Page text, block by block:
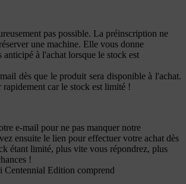
pas possible. La préinscription ne
une machine. Elle vous donne
anticipé à l'achat lorsque le stock est
dès que le produit sera disponible à l'achat.
car le stock est limité !
e-mail pour ne pas manquer notre
ensuite le lien pour effectuer votre achat dès
étant limité, plus vite vous répondrez, plus
!
Centennial Edition comprend